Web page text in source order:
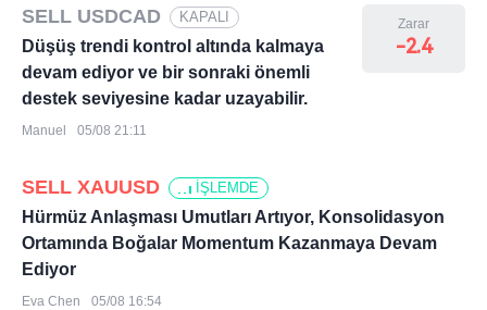
SELL USDCAD KAPALI
Düşüş trendi kontrol altında kalmaya
devam ediyor ve bir sonraki önemli
destek seviyesine kadar uzayabilir.
Zarar
-2.4
Manuel 05/08 21:11
SELL XAUUSD İŞLEMDE
Hürmüz Anlaşması Umutları Artıyor, Konsolidasyon
Ortamında Boğalar Momentum Kazanmaya Devam
Ediyor
Eva Chen 05/08 16:54